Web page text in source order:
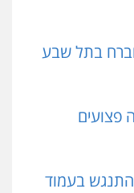
בתל שבע
פצועים
התנגש בעמוד